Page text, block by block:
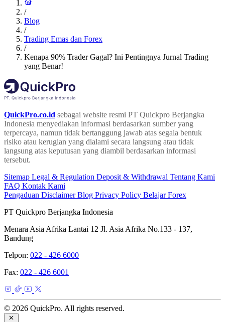
/
Blog
/
Trading Emas dan Forex
/
Kenapa 90% Trader Gagal? Ini Pentingnya Jurnal Trading
yang Benar!
QuickPro.co.id sebagai website resmi PT Quickpro Berjangka
Indonesia menyediakan informasi berdasarkan sumber yang
terpercaya, namun tidak bertanggung jawab atas segala bentuk
risiko atau kerugian yang dialami secara langsung atau tidak
langsung atas keputusan yang diambil berdasarkan informasi
tersebut.
Sitemap Legal & Regulation Deposit & Withdrawal Tentang Kami
FAQ Kontak Kami
Pengaduan DisclaimerBlog Privacy Policy Belajar Forex
PT Quickpro Berjangka Indonesia
Menara Asia Afrika Lantai 12 Jl. Asia Afrika No.133 - 137,
Bandung
Telpon: 022 - 426 6000
Fax: 022 - 426 6001
© 2026 QuickPro. All rights reserved.